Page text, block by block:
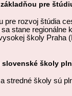
pre
pre rozvoj štúdia
stane regionálne
školy Praha
slovenské školy
stredné školy sú